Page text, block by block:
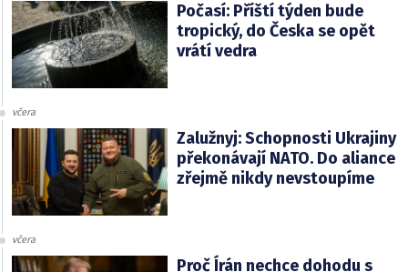
Počasí: Příští týden bude
tropický, do Česka se opět
vrátí vedra
včera
Zalužnyj: Schopnosti Ukrajiny
překonávají NATO. Do aliance
zřejmě nikdy nevstoupíme
včera
Proč Írán nechce dohodu s